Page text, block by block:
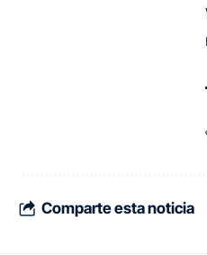
Comparte esta noticia